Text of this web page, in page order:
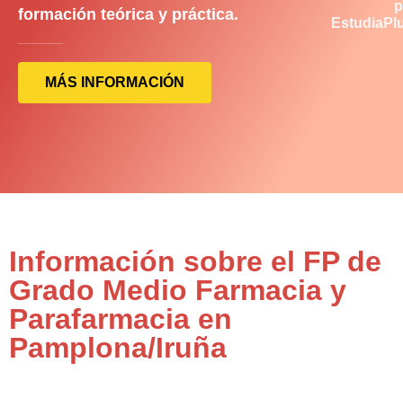
formación teórica y práctica.
MÁS INFORMACIÓN
Información sobre el FP de
Grado Medio Farmacia y
Parafarmacia en
Pamplona/Iruña